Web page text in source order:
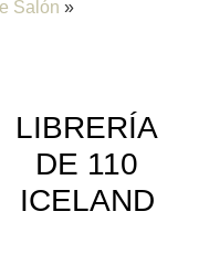
Salón »
LIBRERÍA
DE 110
ICELAND